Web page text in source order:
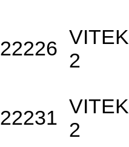
22226 VITEK
2
22231 VITEK
2